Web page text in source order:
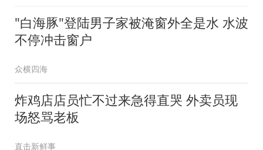
"白海豚"登陆男子家被淹窗外全是水 水波
不停冲击窗户
众横四海
炸鸡店店员忙不过来急得直哭 外卖员现
场怒骂老板
直击新鲜事